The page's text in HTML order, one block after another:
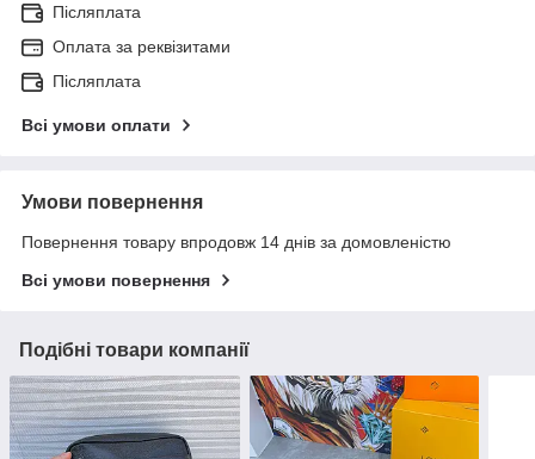
Післяплата
Оплата за реквізитами
Післяплата
Всі умови оплати
Умови повернення
Повернення товару впродовж 14 днів за домовленістю
Всі умови повернення
Подібні товари компанії